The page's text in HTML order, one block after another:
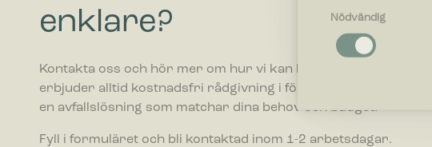
Nödvändig
Nödvändiga cookies
Cookies för inställningar
Nödvändig
enklare?
Kontakta oss och hör mer om hur vi kan hjälpa ditt företag. Vi
erbjuder alltid kostnadsfri rådgivning i förhållande till att välja
en avfallslösning som matchar dina behov och budget.
Fyll i formuläret och bli kontaktad inom 1-2 arbetsdagar.